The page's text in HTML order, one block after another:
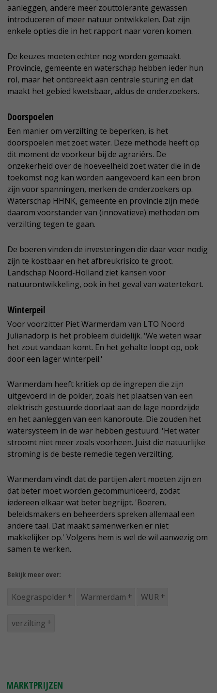
aanleggen, andere meer zouttolerante gewassen
introduceren of meer natuur ontwikkelen. Dat zijn
enkele opties die in het rapport naar voren komen.
De keuzes moeten echter nog worden gemaakt.
Provincie, gemeente en waterschap hebben ieder hun
rol, maar het ontbreekt aan centrale sturing en dat
maakt het gebied kwetsbaar, aldus de onderzoekers.
Doorspoelen
Een manier om verzilting te beperken, is het
doorspoelen met zoet water. Deze methode heeft op
dit moment de voorkeur bij de agrariërs. De
onzekerheid over de hoeveelheid zoet water die in de
toekomst nog kan worden aangevoerd kan een bron
zijn voor spanningen, merken de onderzoekers op.
Waterschap HHNK, gemeente en provincie zijn mede
daarom voorstander van (innovatieve) methoden om
verzilting tegen te gaan.
De boeren vinden de investeringen die daar voor nodig
zijn te kostbaar en het afbreukrisico te groot.
Landschap Noord-Holland ziet kansen voor
natuurontwikkeling, ook in het geval van watertekort.
Winterpeil
Voor voorzitter Piet Warmerdam van LTO Noord
Julianadorp is het probleem duidelijk. 'We weten waar
het zout vandaan komt. En het gehalte loopt op, ook
door een lager winterpeil.'
Warmerdam heeft kritiek op de ingrepen die zijn
uitgevoerd in de polder, zoals het plaatsen van een
elektrisch gestuurde doorlaat aan de lage noordzijde
en het aanleggen van een kanoroute. Die zouden het
watersysteem in de war hebben gestuurd. 'Het water
stroomt niet meer zoals voorheen. Juist die natuurlijke
stroming is de beste remedie tegen verzilting.
Warmerdam vindt dat de partijen alert moeten zijn en
dat beter moet worden gecommuniceerd, zodat
iedereen elkaar wat beter begrijpt. 'Boeren,
beleidsmakers en beheerders spreken allemaal een
andere taal. Dat maakt samenwerken er niet
makkelijker op.' Volgens hem is wel de wil aanwezig om
samen te werken.
Bekijk meer over:
Koegraspolder Warmerdam WUR
verzilting
MARKTPRIJZEN